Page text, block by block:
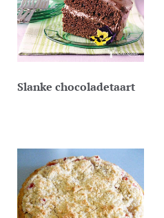
Slanke chocoladetaart